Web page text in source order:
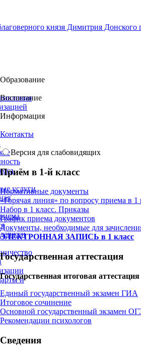
услуги
и
Образование
Воспитание
Информация
Контакты
Версия для слабовидящих
Приём в 1-й класс
Нормативные документы
«Горячая линия» по вопросу приема в
Набор в 1 класс. Приказы
График приема документов
Документы, необходимые для
ЭЛЕКТРОННАЯ ЗАПИСЬ в 1 класс
Государственная аттестация
Государственная итоговая аттестация
Единый государственный экзамен ГИА
Итоговое сочинение
Основной государственный экзамен
Рекомендации психологов
Сведения